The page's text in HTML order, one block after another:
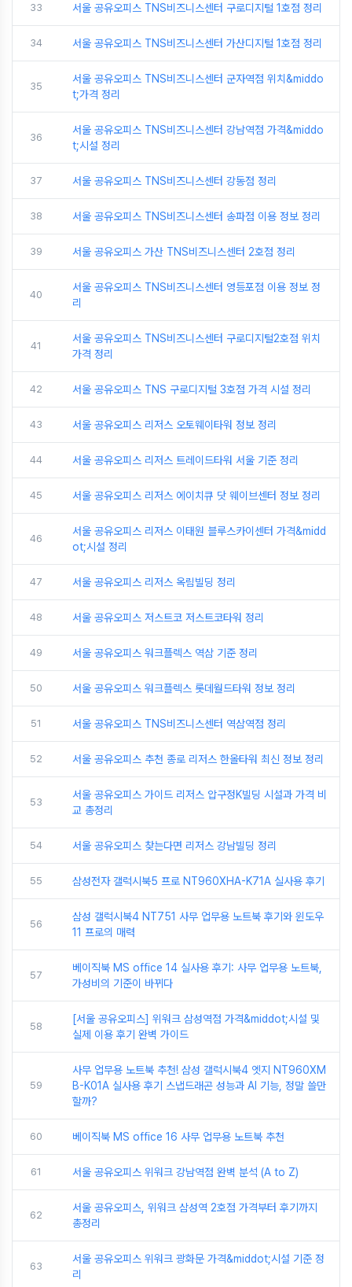
33 서울 공유오피스 TNS비즈니스센터 구로디지털 1호점 정리
34 서울 공유오피스 TNS비즈니스센터 가산디지털 1호점 정리
35
서울 공유오피스 TNS비즈니스센터 군자역점 위치&middo
t;가격 정리
36
서울 공유오피스 TNS비즈니스센터 강남역점 가격&middo
t;시설 정리
37 서울 공유오피스 TNS비즈니스센터 강동점 정리
38 서울 공유오피스 TNS비즈니스센터 송파점 이용 정보 정리
39 서울 공유오피스 가산 TNS비즈니스센터 2호점 정리
40
서울 공유오피스 TNS비즈니스센터 영등포점 이용 정보 정
리
41
서울 공유오피스 TNS비즈니스센터 구로디지털2호점 위치
가격 정리
42 서울 공유오피스 TNS 구로디지털 3호점 가격 시설 정리
43 서울 공유오피스 리저스 오토웨이타워 정보 정리
44 서울 공유오피스 리저스 트레이드타워 서울 기준 정리
45 서울 공유오피스 리저스 에이치큐 닷 웨이브센터 정보 정리
46
서울 공유오피스 리저스 이태원 블루스카이센터 가격&midd
ot;시설 정리
47 서울 공유오피스 리저스 옥림빌딩 정리
48 서울 공유오피스 저스트코 저스트코타워 정리
49 서울 공유오피스 워크플렉스 역삼 기준 정리
50 서울 공유오피스 워크플렉스 롯데월드타워 정보 정리
51 서울 공유오피스 TNS비즈니스센터 역삼역점 정리
52 서울 공유오피스 추천 종로 리저스 한올타워 최신 정보 정리
53
서울 공유오피스 가이드 리저스 압구정K빌딩 시설과 가격 비
교 총정리
54 서울 공유오피스 찾는다면 리저스 강남빌딩 정리
55 삼성전자 갤럭시북5 프로 NT960XHA-K71A 실사용 후기
56
삼성 갤럭시북4 NT751 사무 업무용 노트북 후기와 윈도우
11 프로의 매력
57
베이직북 MS office 14 실사용 후기: 사무 업무용 노트북,
가성비의 기준이 바뀌다
58
[서울 공유오피스] 위워크 삼성역점 가격&middot;시설 및
실제 이용 후기 완벽 가이드
59
사무 업무용 노트북 추천! 삼성 갤럭시북4 엣지 NT960XM
B-K01A 실사용 후기 스냅드래곤 성능과 AI 기능, 정말 쓸만
할까?
60 베이직북 MS office 16 사무 업무용 노트북 추천
61 서울 공유오피스 위워크 강남역점 완벽 분석 (A to Z)
62
서울 공유오피스, 위워크 삼성역 2호점 가격부터 후기까지
총정리
63
서울 공유오피스 위워크 광화문 가격&middot;시설 기준 정
리